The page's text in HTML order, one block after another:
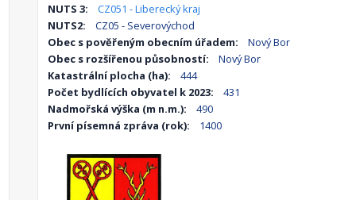
NUTS 3:
CZ051 - Liberecký kraj
NUTS2:
CZ05 - Severovýchod
Obec s pověřeným obecním úřadem:
Nový Bor
Obec s rozšířenou působností:
Nový Bor
Katastrální plocha (ha):
444
Počet bydlících obyvatel k 2023:
431
Nadmořská výška (m n.m.):
490
První písemná zpráva (rok):
1400